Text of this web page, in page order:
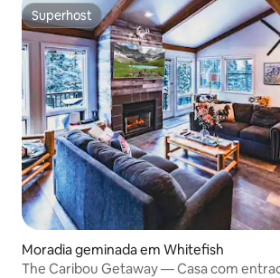
Superhost
Superhost
Moradia geminada em Whitefish
The Caribou Getaway — Casa com